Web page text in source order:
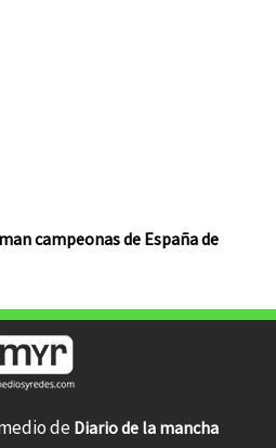
campeonas de España de
de Diario de la mancha